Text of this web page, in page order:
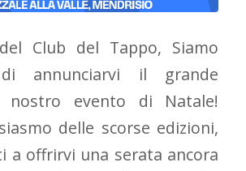
Club del Tappo, Siamo
annunciarvi il grande
evento di Natale!
delle scorse edizioni,
a offrirvi una serata ancora